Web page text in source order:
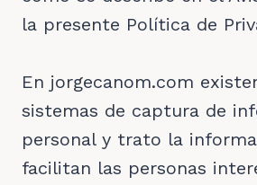
la presente Política de
En jorgecanom.com
sistemas de captura de
personal y trato la
facilitan las personas